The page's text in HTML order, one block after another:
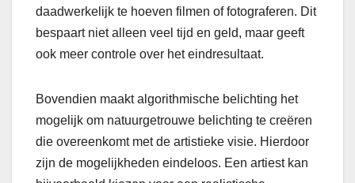
daadwerkelijk te hoeven filmen of fotograferen. Dit
bespaart niet alleen veel tijd en geld, maar geeft
ook meer controle over het eindresultaat.
Bovendien maakt algorithmische belichting het
mogelijk om natuurgetrouwe belichting te creëren
die overeenkomt met de artistieke visie. Hierdoor
zijn de mogelijkheden eindeloos. Een artiest kan